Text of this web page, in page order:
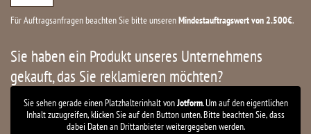
Für Auftragsanfragen beachten Sie bitte unserenMindestauftragswert von 2.500€.
Sie haben ein Produkt unseres Unternehmens
gekauft, das Sie reklamieren möchten?
Sie sehen gerade einen Platzhalterinhalt vonJotform. Um auf den eigentlichen
Inhalt zuzugreifen, klicken Sie auf den Button unten. Bitte beachten Sie, dass
dabei Daten an Drittanbieter weitergegeben werden.